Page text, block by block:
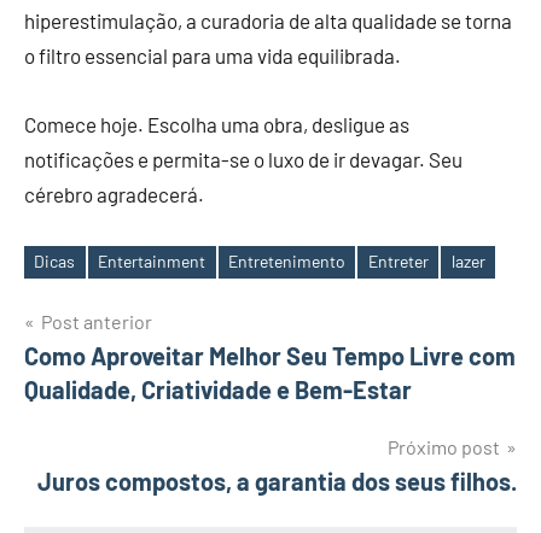
hiperestimulação, a curadoria de alta qualidade se torna
o filtro essencial para uma vida equilibrada.
Comece hoje. Escolha uma obra, desligue as
notificações e permita-se o luxo de ir devagar. Seu
cérebro agradecerá.
Tags
Dicas Entertainment Entretenimento Entreter lazer
Navegação
de
Post anterior
Como Aproveitar Melhor Seu Tempo Livre com
Qualidade, Criatividade e Bem-Estar
Próximo post
Juros compostos, a garantia dos seus filhos.